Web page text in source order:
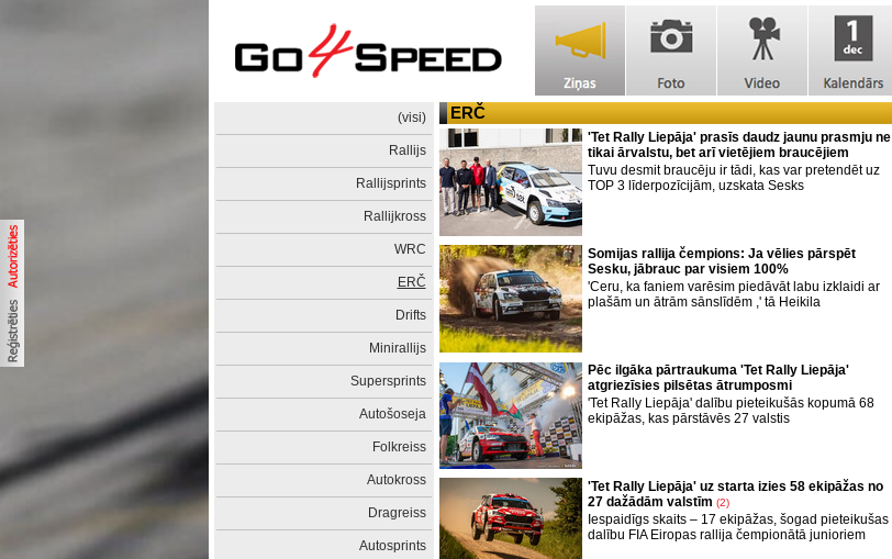
(visi)
Rallijs
Rallijsprints
Rallijkross
WRC
ERČ
Drifts
Minirallijs
Supersprints
Autošoseja
Folkreiss
Autokross
Dragreiss
Autosprints
ERČ
'Tet Rally Liepāja' prasīs daudz jaunu prasmju ne
tikai ārvalstu, bet arī vietējiem braucējiem
Tuvu desmit braucēju ir tādi, kas var pretendēt uz
TOP 3 līderpozīcijām, uzskata Sesks
Somijas rallija čempions: Ja vēlies pārspēt
Sesku, jābrauc par visiem 100%
'Ceru, ka faniem varēsim piedāvāt labu izklaidi ar
plašām un ātrām sānslīdēm ,' tā Heikila
Pēc ilgāka pārtraukuma 'Tet Rally Liepāja'
atgriezīsies pilsētas ātrumposmi
'Tet Rally Liepāja' dalību pieteikušās kopumā 68
ekipāžas, kas pārstāvēs 27 valstis
'Tet Rally Liepāja' uz starta izies 58 ekipāžas no
27 dažādām valstīm (2)
Iespaidīgs skaits – 17 ekipāžas, šogad pieteikušas
dalību FIA Eiropas rallija čempionātā junioriem